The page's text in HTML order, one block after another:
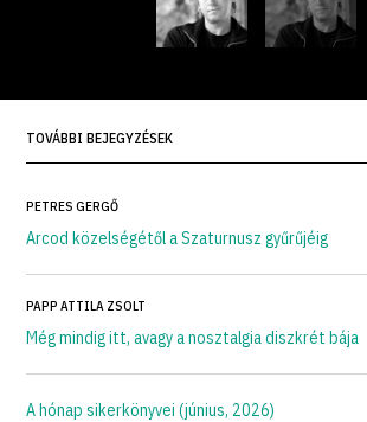
TOVÁBBI BEJEGYZÉSEK
PETRES GERGŐ
Arcod közelségétől a Szaturnusz gyűrűjéig
PAPP ATTILA ZSOLT
Még mindig itt, avagy a nosztalgia diszkrét bája
A hónap sikerkönyvei (június, 2026)